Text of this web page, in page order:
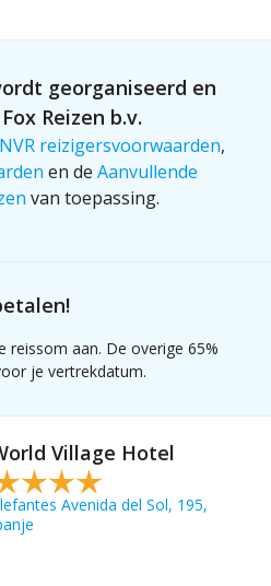
georganiseerd en
Reizen b.v.
reizigersvoorwaarden,
en de Aanvullende
van toepassing.
reissom aan. De overige 65%
je vertrekdatum.
Village Hotel
Avenida del Sol, 195,